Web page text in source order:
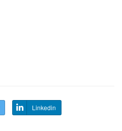
Linkedin